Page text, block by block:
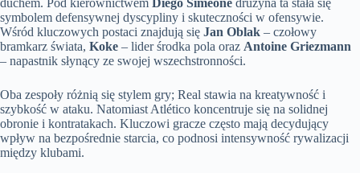
duchem. Pod kierownictwem Diego Simeone drużyna ta stała się
symbolem defensywnej dyscypliny i skuteczności w ofensywie.
Wśród kluczowych postaci znajdują się Jan Oblak – czołowy
bramkarz świata, Koke – lider środka pola oraz Antoine Griezmann
– napastnik słynący ze swojej wszechstronności.
Oba zespoły różnią się stylem gry; Real stawia na kreatywność i
szybkość w ataku. Natomiast Atlético koncentruje się na solidnej
obronie i kontratakach. Kluczowi gracze często mają decydujący
wpływ na bezpośrednie starcia, co podnosi intensywność rywalizacji
między klubami.